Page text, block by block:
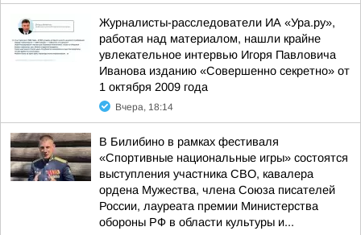
Журналисты-расследователи ИА «Ура.ру»,
работая над материалом, нашли крайне
увлекательное интервью Игоря Павловича
Иванова изданию «Совершенно секретно» от
1 октября 2009 года
Вчера, 18:14
В Билибино в рамках фестиваля
«Спортивные национальные игры» состоятся
выступления участника СВО, кавалера
ордена Мужества, члена Союза писателей
России, лауреата премии Министерства
обороны РФ в области культуры и...